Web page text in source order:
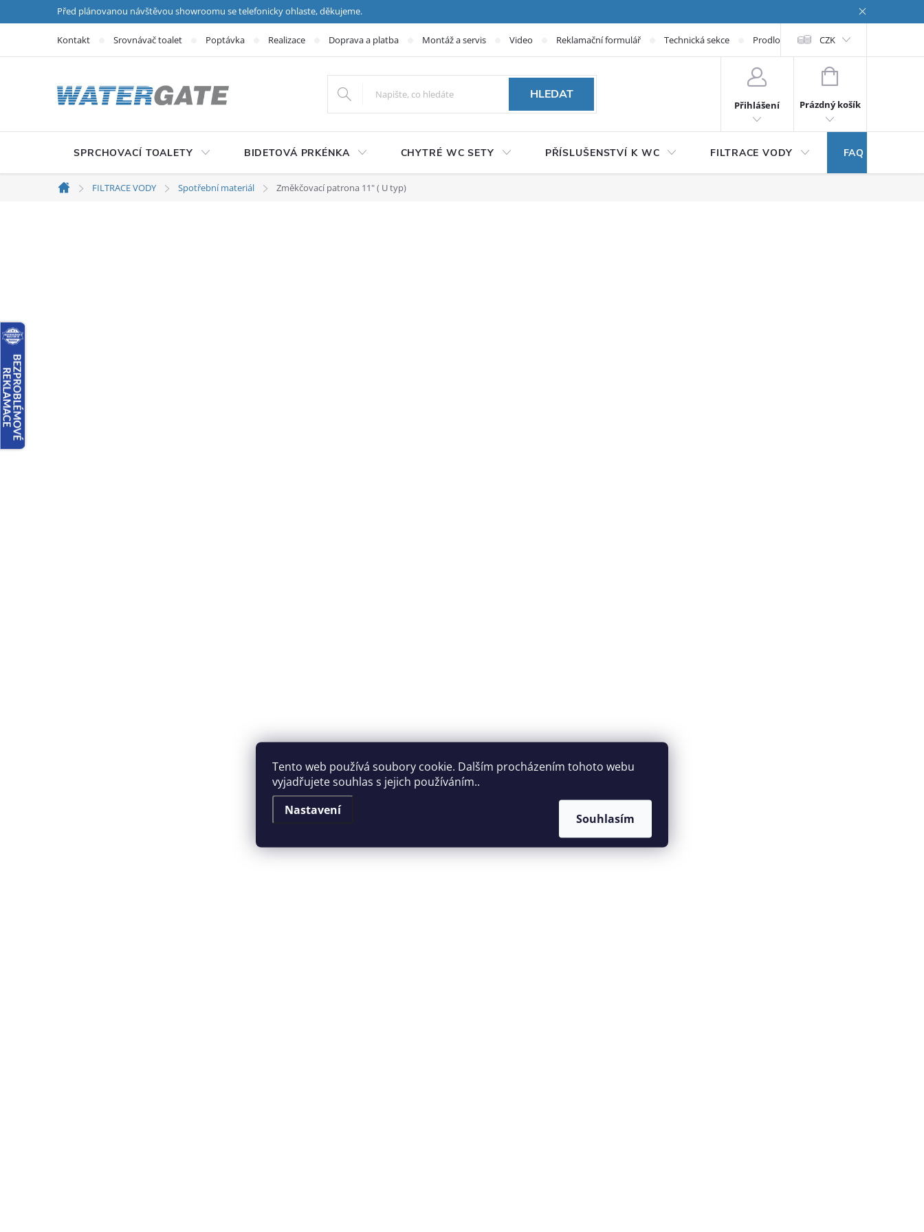
Tento web používá soubory cookie. Dalším procházením tohoto webu
vyjadřujete souhlas s jejich používáním..
Nastavení
Souhlasím
Přejít na obsahPřed plánovanou návštěvou showroomu se telefonicky ohlaste, děkujeme.
Kontakt Srovnávač toalet Poptávka Realizace Doprava a platba Montáž a servis Video Reklamační formulář Technická sekce Prodloužená záruka
CZK
HLEDAT
Přihlášení
NÁKUPNÍ KOŠÍK
Prázdný košík
SPRCHOVACÍ TOALETY BIDETOVÁ PRKÉNKA CHYTRÉ WC SETY PŘÍSLUŠENSTVÍ K WC FILTRACE VODY FAQ
Domů
FILTRACE VODY Spotřební materiál Změkčovací patrona 11" ( U typ)